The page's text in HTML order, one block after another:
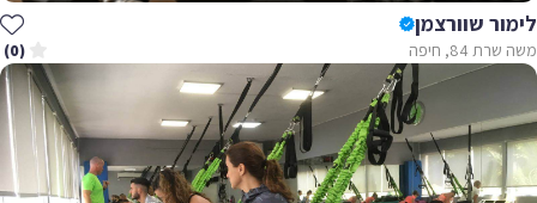
לימור שוורצמן
משה שרת 84, חיפה (0)